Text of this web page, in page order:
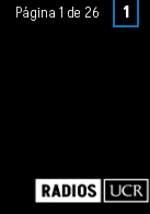
Página 1 de 26 1